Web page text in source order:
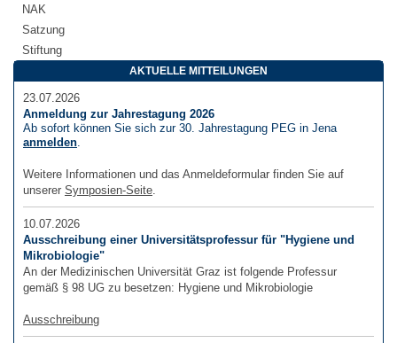
NAK
Satzung
Stiftung
AKTUELLE MITTEILUNGEN
23.07.2026
Anmeldung zur Jahrestagung 2026
Ab sofort können Sie sich zur 30. Jahrestagung PEG in Jena
anmelden.
Weitere Informationen und das Anmeldeformular finden Sie auf
unserer Symposien-Seite.
10.07.2026
Ausschreibung einer Universitätsprofessur für "Hygiene und
Mikrobiologie"
An der Medizinischen Universität Graz ist folgende Professur
gemäß § 98 UG zu besetzen: Hygiene und Mikrobiologie
Ausschreibung